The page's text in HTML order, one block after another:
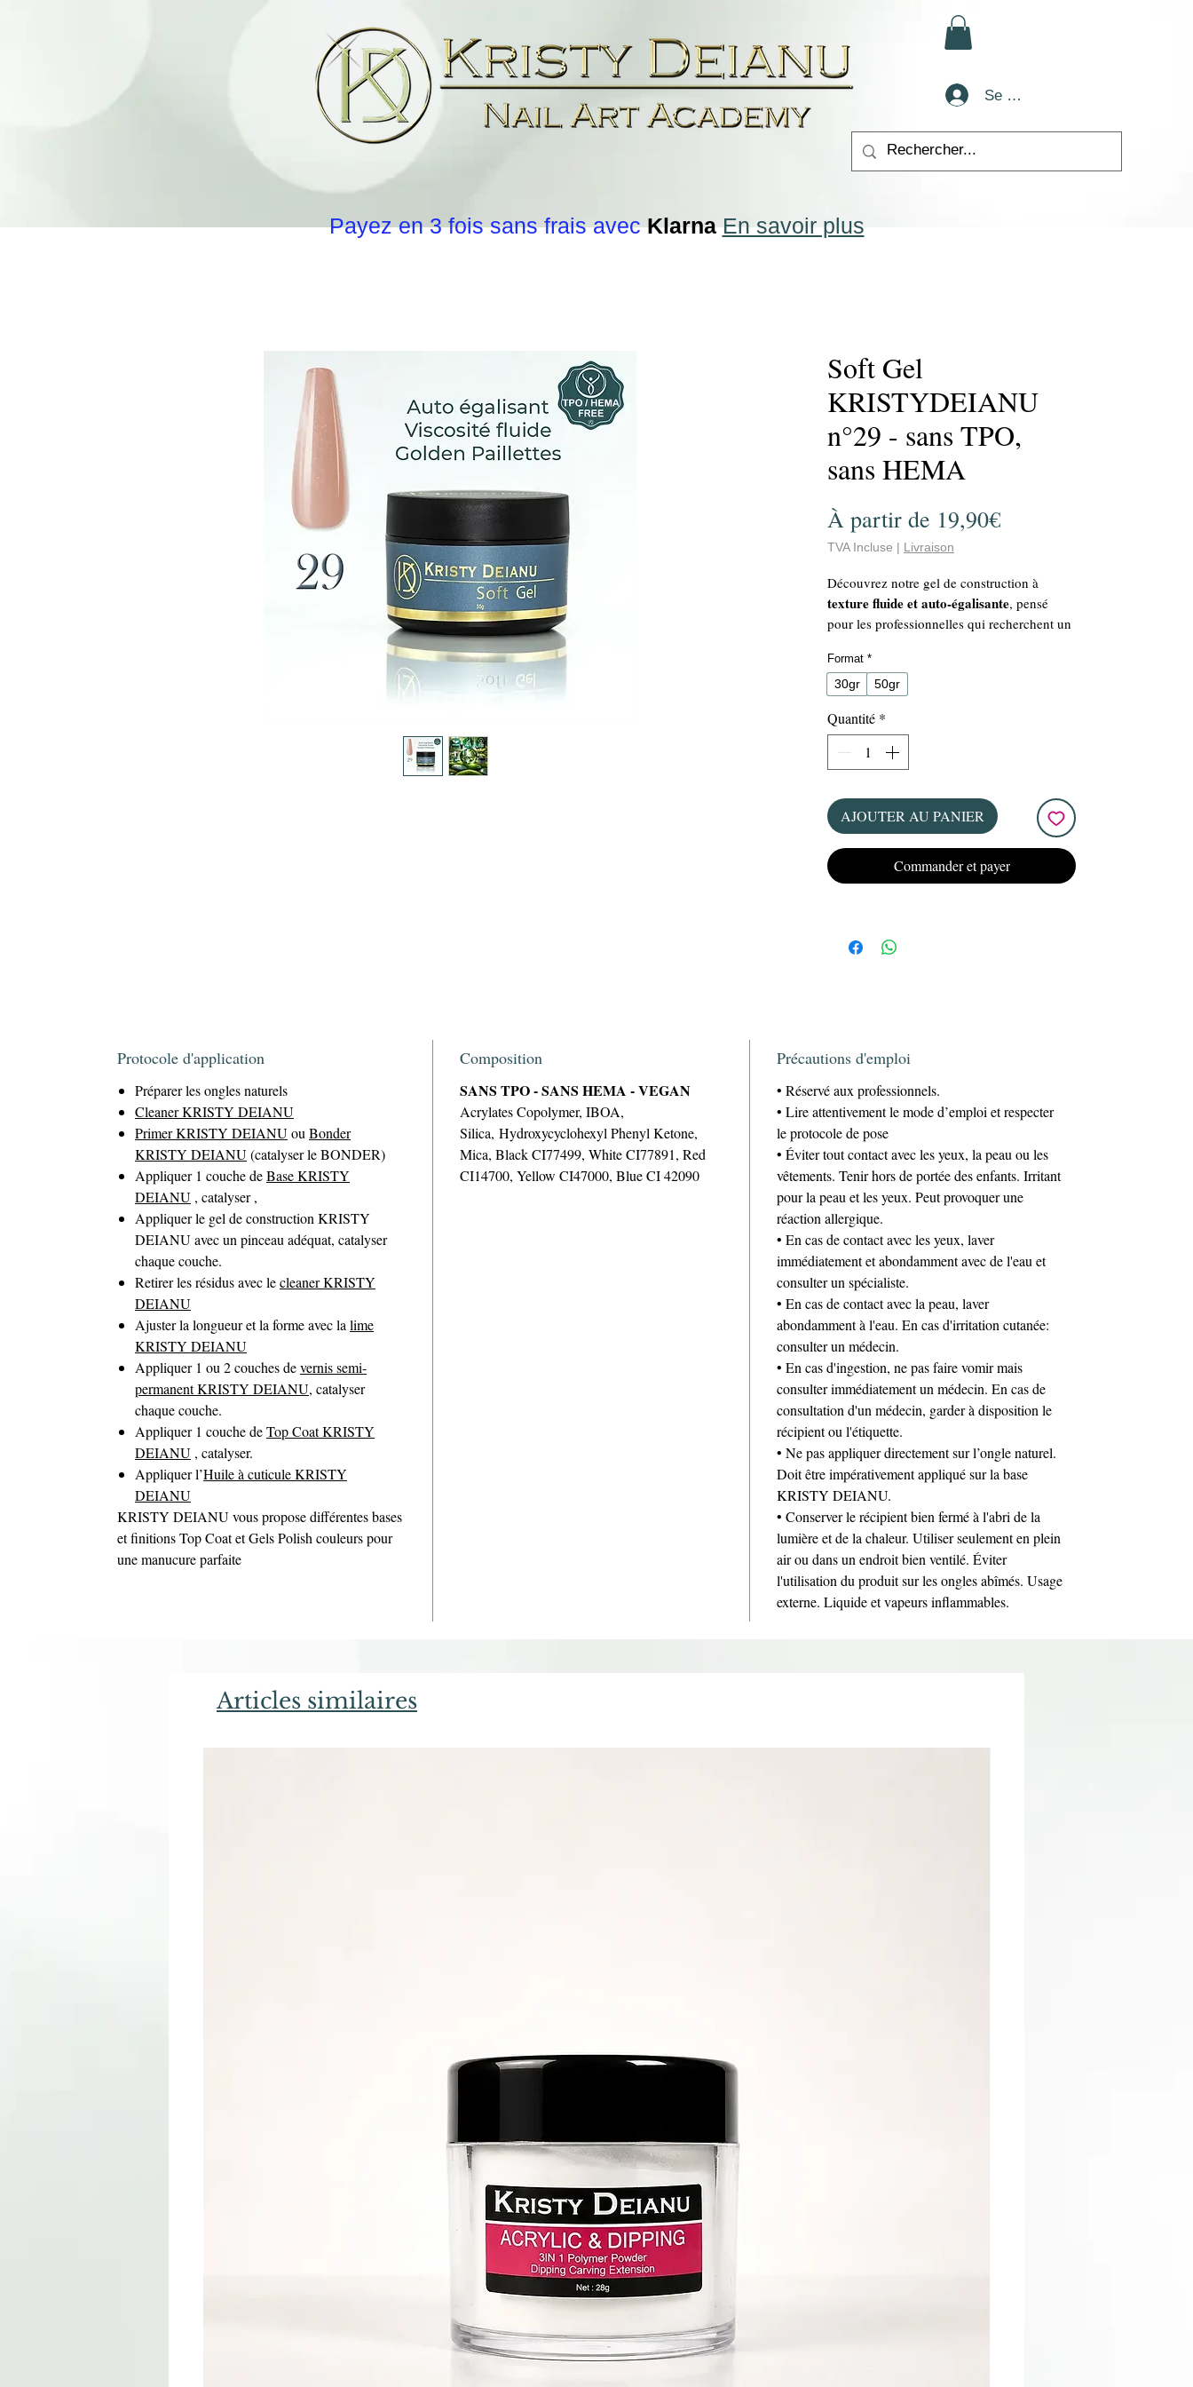
Se connecter
Soft Gel
KRISTYDEIANU
n°29 - sans TPO,
sans HEMA
À partir de 19,90€Prix
TVA Incluse | Livraison
Découvrez notre gel de construction à
texture fluide et auto-égalisante, pensé
pour les professionnelles qui recherchent un
✅Polyvalent
comme
baseet comme
lemodelage
aussi bien sur ongles naturels que sur
capsules, pop-its ou extensions sur chablon.
en place toute seule, réduisant le temps de
travail et limitant le limage.
✅Résultats durables: des ongles résistants
et élégants, avec unetenue de plusieurs
semaines.
gagner du temps sans compromis sur la
Format *
30gr 50gr
Quantité *
AJOUTER AU PANIER
Commander et payer
Protocole d'application
Préparer les ongles naturels
Cleaner KRISTY DEIANU
Primer KRISTY DEIANUouBonder
KRISTY DEIANU(catalyser le BONDER)
Appliquer 1 couche deBase KRISTY
DEIANU , catalyser ,
Appliquer le gel de construction KRISTY
DEIANU avec un pinceau adéquat, catalyser
chaque couche.
Retirer les résidus avec lecleaner KRISTY
DEIANU
Ajuster la longueur et la forme avec lalime
KRISTY DEIANU
Appliquer 1 ou 2 couches devernis semi-
permanent KRISTY DEIANU, catalyser
chaque couche.
Appliquer 1 couche deTop Coat KRISTY
DEIANU , catalyser.
Appliquer l’Huile à cuticule KRISTY
DEIANU
KRISTY DEIANU vous propose différentes bases
et finitions Top Coat et Gels Polish couleurs pour
une manucure parfaite
Composition
SANS TPO - SANS HEMA - VEGAN
Acrylates Copolymer, IBOA,
Silica, Hydroxycyclohexyl Phenyl Ketone,
Mica, Black CI77499, White CI77891, Red
CI14700, Yellow CI47000, Blue CI 42090
Précautions d'emploi
• Réservé aux professionnels.
• Lire attentivement le mode d’emploi et respecter
le protocole de pose
• Éviter tout contact avec les yeux, la peau ou les
vêtements. Tenir hors de portée des enfants. Irritant
pour la peau et les yeux. Peut provoquer une
réaction allergique.
• En cas de contact avec les yeux, laver
immédiatement et abondamment avec de l'eau et
consulter un spécialiste.
• En cas de contact avec la peau, laver
abondamment à l'eau. En cas d'irritation cutanée:
consulter un médecin.
• En cas d'ingestion, ne pas faire vomir mais
consulter immédiatement un médecin. En cas de
consultation d'un médecin, garder à disposition le
récipient ou l'étiquette.
• Ne pas appliquer directement sur l’ongle naturel.
Doit être impérativement appliqué sur la base
KRISTY DEIANU.
• Conserver le récipient bien fermé à l'abri de la
lumière et de la chaleur. Utiliser seulement en plein
air ou dans un endroit bien ventilé. Éviter
l'utilisation du produit sur les ongles abîmés. Usage
externe. Liquide et vapeurs inflammables.
Payez en 3 fois sans frais avecKlarna En savoir plus
Articles similaires